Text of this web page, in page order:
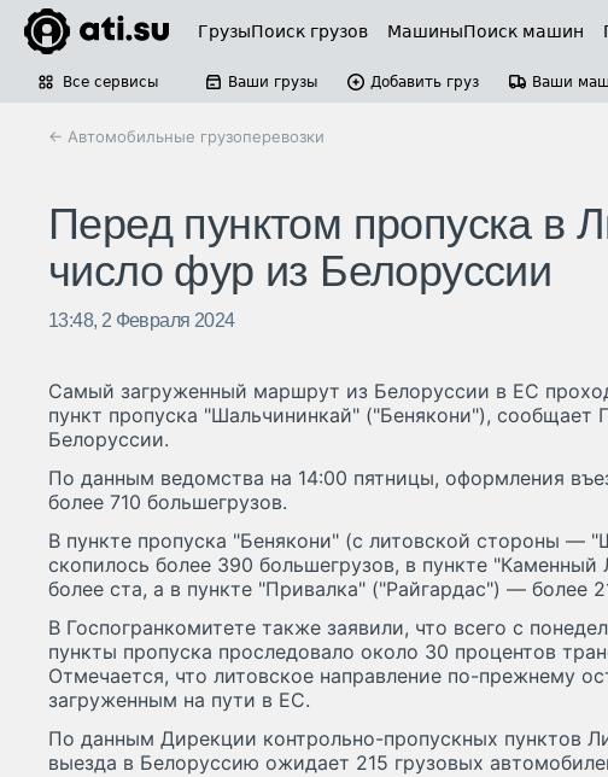
ГрузыПоиск грузов МашиныПоиск машин
Все сервисы Ваши грузы Добавить груз Ваши
← Автомобильные грузоперевозки
Перед пунктом пропуска в
число фур из Белоруссии
13:48, 2 Февраля 2024
Самый загруженный маршрут из Белоруссии в ЕС
пункт пропуска "Шальчининкай" ("Бенякони"), сообщает
Белоруссии.
По данным ведомства на 14:00 пятницы, оформления
более 710 большегрузов.
В пункте пропуска "Бенякони" (с литовской стороны —
скопилось более 390 большегрузов, в пункте
более ста, а в пункте "Привалка" ("Райгардас") — более
В Госпогранкомитете также заявили, что всего с
пункты пропуска проследовало около 30 процентов
Отмечается, что литовское направление по-прежнему
загруженным на пути в ЕС.
По данным Дирекции контрольно-пропускных пунктов
выезда в Белоруссию ожидает 215 грузовых